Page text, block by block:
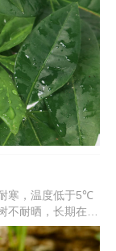
适：土壤的黏性太
处理。
寒，温度低于5℃
耐晒，长期在强
。缺少水分：它的
水，保证土壤微